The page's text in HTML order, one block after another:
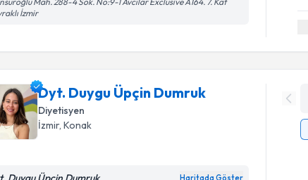
İzmir
Dyt. Duygu Üpçin Dumruk
Diyetisyen
İzmir, Konak
Haritada Göster